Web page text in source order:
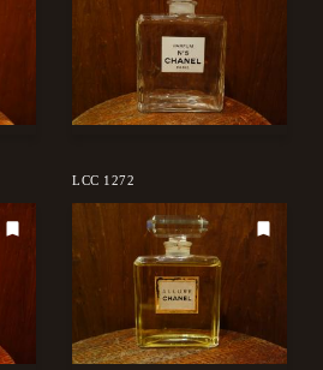
LCC 1272